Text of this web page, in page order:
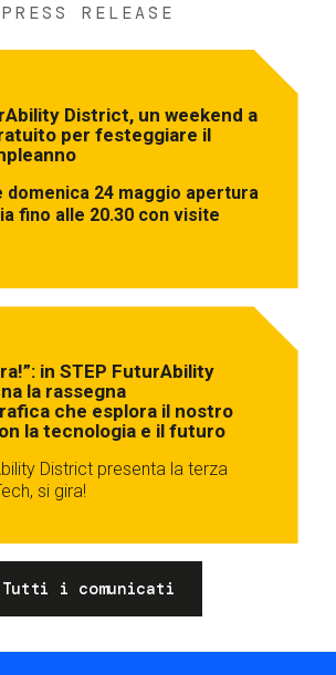
PRESS RELEASE
District, un weekend a
per festeggiare il
domenica 24 maggio apertura
fino alle 20.30 con visite
in STEP FuturAbility
la rassegna
che esplora il nostro
la tecnologia e il futuro
District presenta la terza
si gira!
Tutti i comunicati